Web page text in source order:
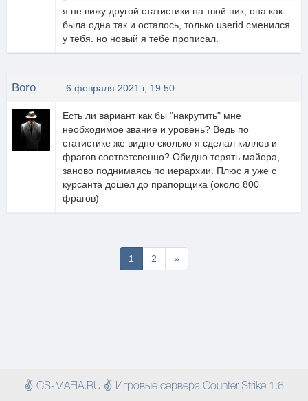
я не вижу другой статистики на твой ник, она как
была одна так и осталось, только userid сменился
у тебя. но новый я тебе прописал.
6 февраля 2021 г, 19:50
Есть ли вариант как бы "накрутить" мне
необходимое звание и уровень? Ведь по
статистике же видно сколько я сделал киллов и
фрагов соответсвенно? Обидно терять майора,
заново поднимаясь по иерархии. Плюс я уже с
курсанта дошел до прапорщика (около 800
фрагов)
1 2 »Последняя
✌ CS-MAFIA.RU ✌ Игровые сервера Counter Strike 1.6